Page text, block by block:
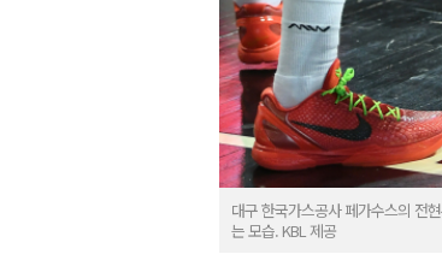
대구 한국가스공사 페가수스의 전
는 모습. KBL 제공